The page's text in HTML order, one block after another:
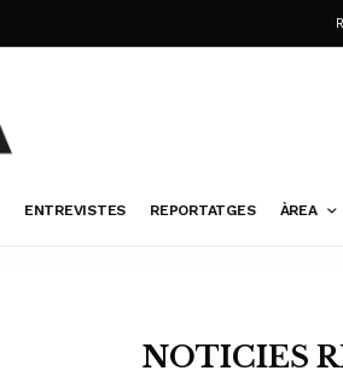
ENTREVISTES REPORTATGES ÀREA
NOTÍCIES